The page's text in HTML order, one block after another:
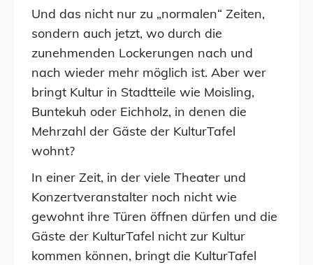
Und das nicht nur zu „normalen“ Zeiten,
sondern auch jetzt, wo durch die
zunehmenden Lockerungen nach und
nach wieder mehr möglich ist. Aber wer
bringt Kultur in Stadtteile wie Moisling,
Buntekuh oder Eichholz, in denen die
Mehrzahl der Gäste der KulturTafel
wohnt?
In einer Zeit, in der viele Theater und
Konzertveranstalter noch nicht wie
gewohnt ihre Türen öffnen dürfen und die
Gäste der KulturTafel nicht zur Kultur
kommen können, bringt die KulturTafel